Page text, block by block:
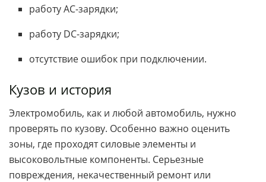
работу AC-зарядки;
работу DC-зарядки;
отсутствие ошибок при подключении.
Кузов и история
Электромобиль, как и любой автомобиль, нужно
проверять по кузову. Особенно важно оценить
зоны, где проходят силовые элементы и
высоковольтные компоненты. Серьезные
повреждения, некачественный ремонт или